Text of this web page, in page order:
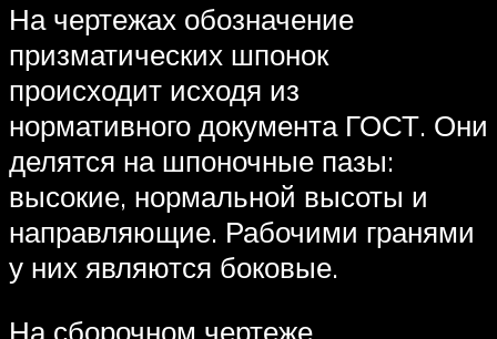
На чертежах обозначение
призматических шпонок
происходит исходя из
нормативного документа ГОСТ. Они
делятся на шпоночные пазы:
высокие, нормальной высоты и
направляющие. Рабочими гранями
у них являются боковые.
На сборочном чертеже